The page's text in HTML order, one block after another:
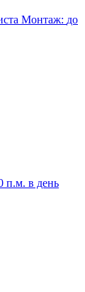
Монтаж: до
п.м. в день